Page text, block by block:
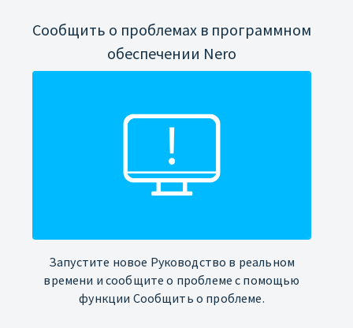
Сообщить о проблемах в программном
обеспечении Nero
Запустите новое Руководство в реальном
времени и сообщите о проблеме с помощью
функции Сообщить о проблеме.